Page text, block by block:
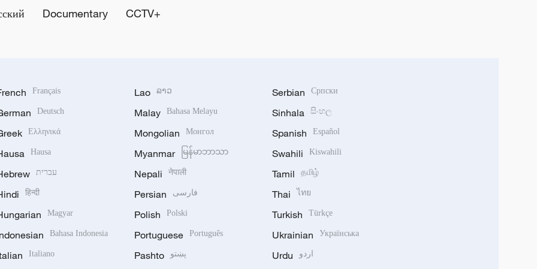
Documentary CCTV+
Français
Deutsch
Ελληνικά
Hausa
עברית
हिन्दी
Magyar
Bahasa Indonesia
Italiano
Lao ລາວ
Malay Bahasa Melayu
Mongolian Монгол
Myanmar မြန်မာဘာသာ
Nepali नेपाली
Persian فارسی
Polish Polski
Portuguese Português
Pashto پښتو
Serbian Српски
Sinhala සිංහල
Spanish Español
Swahili Kiswahili
Tamil தமிழ்
Thai ไทย
Turkish Türkçe
Ukrainian Українська
Urdu اردو